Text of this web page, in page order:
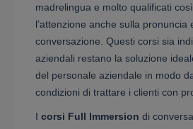
madrelingua e molto qualificati
l’attenzione anche sulla pronuncia
conversazione. Questi corsi sia
aziendali restano la soluzione
del personale aziendale in modo
condizioni di trattare i clienti con
I corsi Full Immersion di